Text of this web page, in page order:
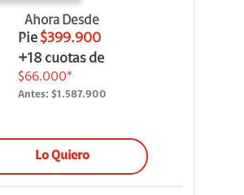
Ahora Desde
Pie $399.900
+18 cuotas de
$66.000*
Antes: $1.587.900
Lo Quiero